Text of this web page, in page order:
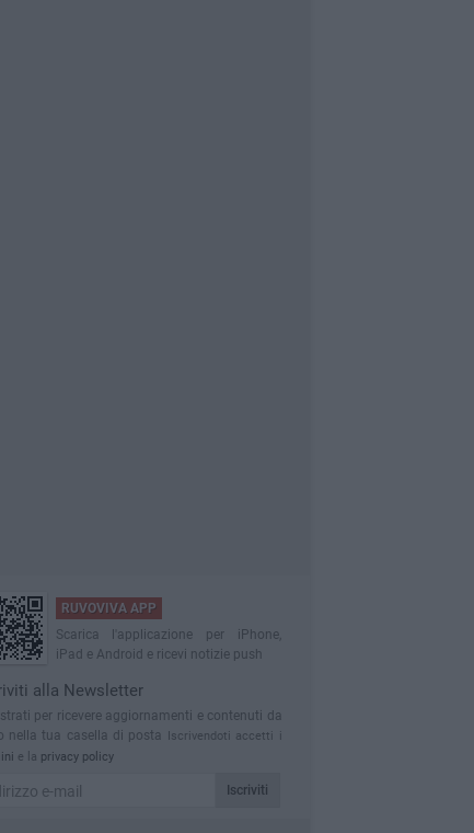
RUVOVIVA APP
Scarica l'applicazione per iPhone,
iPad e Android e ricevi notizie push
alla Newsletter
per ricevere aggiornamenti e contenuti da
nella tua casella di posta Iscrivendoti accetti i
e la privacy policy
Iscriviti